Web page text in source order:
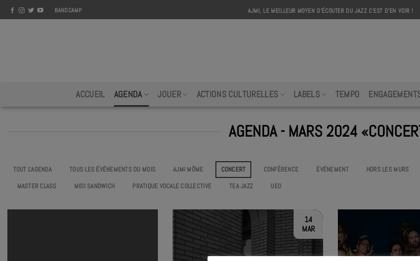
Skip
to
BANDCAMP AJMI, LE MEILLEUR MOYEN D'ÉCOUTER DU JAZZ C'EST D'EN VOIR !
ACCUEIL AGENDA JOUER ACTIONS CULTURELLES LABELS TEMPO
AGENDA - MARS 2024
TOUT L'AGENDA TOUS LES ÉVÉNEMENTS DU MOIS AJMI MÔME CONCERT CONFÉRENCE ÉVÉNEMENT HORS LES MURS
MASTER CLASS
MIDI SANDWICH PRATIQUE VOCALE COLLECTIVE TEA JAZZ UEO
14
MAR